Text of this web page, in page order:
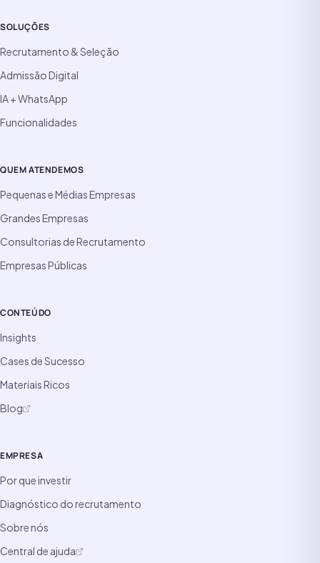
SOLUÇÕES
Recrutamento & Seleção
Admissão Digital
IA + WhatsApp
Funcionalidades
QUEM ATENDEMOS
Pequenas e Médias Empresas
Grandes Empresas
Consultorias de Recrutamento
Empresas Públicas
CONTEÚDO
Insights
Cases de Sucesso
Materiais Ricos
Blog
EMPRESA
Por que investir
Diagnóstico do recrutamento
Sobre nós
Central de ajuda